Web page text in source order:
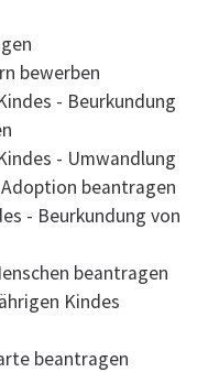
bewerben
- Beurkundung
- Umwandlung
beantragen
- Beurkundung von
beantragen
Kindes
beantragen